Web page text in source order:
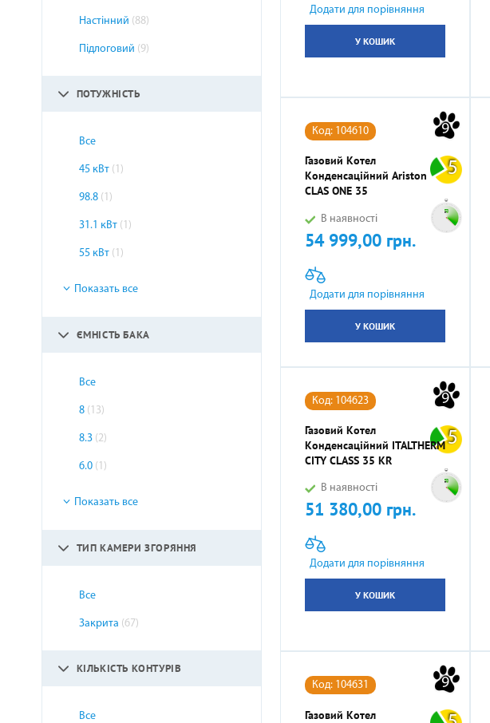
ЕЛЕКТРИЧНА ТЕПЛА ПІДЛОГА АКСЕСУАРИ
Настінний (88)
Підлоговий (9)
ПОТУЖНІСТЬ
Все
45 кВт (1)
98.8 (1)
31.1 кВт (1)
55 кВт (1)
Показать все
ЄМНІСТЬ БАКА
Все
8 (13)
8.3 (2)
6.0 (1)
Показать все
ТИП КАМЕРИ ЗГОРЯННЯ
Все
Закрита (67)
КІЛЬКІСТЬ КОНТУРІВ
Все
Додати для порівняння
У КОШИК
9
5
Код: 104610
Газовий Котел
Конденсаційний Ariston
CLAS ONE 35
В наявності
Ціна
54 999,00 грн.
Додати для порівняння
У КОШИК
9
5
Код: 104623
Газовий Котел
Конденсаційний ITALTHERM
CITY CLASS 35 KR
В наявності
Ціна
51 380,00 грн.
Додати для порівняння
У КОШИК
9
Код: 104631
Газовий Котел